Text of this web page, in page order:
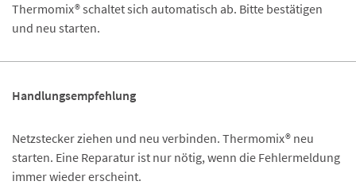
Thermomix® schaltet sich automatisch ab. Bitte bestätigen
und neu starten.
Handlungsempfehlung
Netzstecker ziehen und neu verbinden. Thermomix® neu
starten. Eine Reparatur ist nur nötig, wenn die Fehlermeldung
immer wieder erscheint.